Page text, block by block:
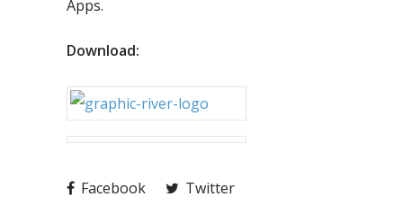
Apps.
Download:
Facebook
Twitter